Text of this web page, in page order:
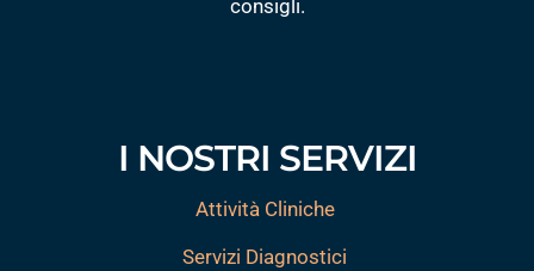
consigli.
I NOSTRI SERVIZI
Attività Cliniche
Servizi Diagnostici